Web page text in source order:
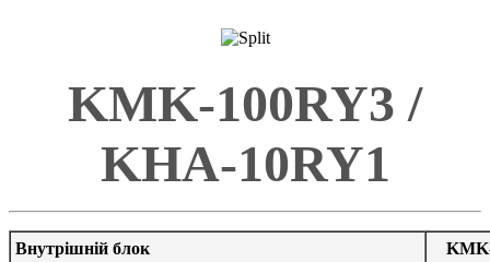
KMK-100RY3 /
KHA-10RY1
Внутрішній блок